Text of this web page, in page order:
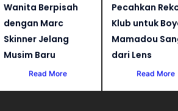
Wanita Berpisah
dengan Marc
Skinner Jelang
Musim Baru
Read More
Pecahkan
Klub untuk
Mamadou
dari Lens
Read More